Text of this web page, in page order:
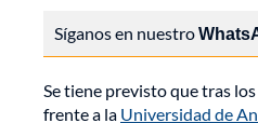
Síganos en nuestro
Se tiene previsto que tras
frente a la Universidad de